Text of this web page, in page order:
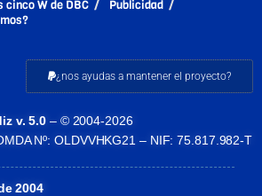
cinco W de DBC
Publicidad
¿nos ayudas a mantener el proyecto?
v. 5.0 – © 2004-2026
Nº: OLDVVHKG21 – NIF: 75.817.982-T
2004